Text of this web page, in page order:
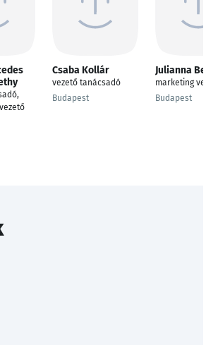
Csaba Kollár
vezető tanácsadó
Budapest
Julianna Bellon
marketing vezető
Budapest